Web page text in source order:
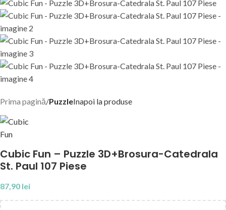
Prima pagină PuzzleInapoi la produse
Cubic Fun – Puzzle 3D+Brosura-Catedrala
St. Paul 107 Piese
87,90 lei